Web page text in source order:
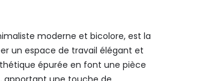
moderne et bicolore, est la
un espace de travail élégant et
épurée en font une pièce